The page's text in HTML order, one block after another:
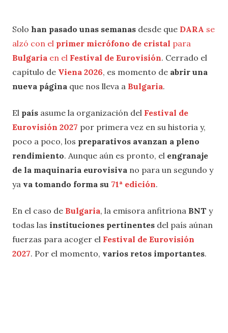
Solo han pasado unas semanas desde que DARA se
alzó con el primer micrófono de cristal para
Bulgaria en el Festival de Eurovisión. Cerrado el
capítulo de Viena 2026, es momento de abrir una
nueva página que nos lleva a Bulgaria.
El país asume la organización del Festival de
Eurovisión 2027 por primera vez en su historia y,
poco a poco, los preparativos avanzan a pleno
rendimiento. Aunque aún es pronto, el engranaje
de la maquinaria eurovisiva no para un segundo y
ya va tomando forma su 71ª edición.
En el caso de Bulgaria, la emisora anfitriona BNT y
todas las instituciones pertinentes del país aúnan
fuerzas para acoger el Festival de Eurovisión
2027. Por el momento, varios retos importantes.